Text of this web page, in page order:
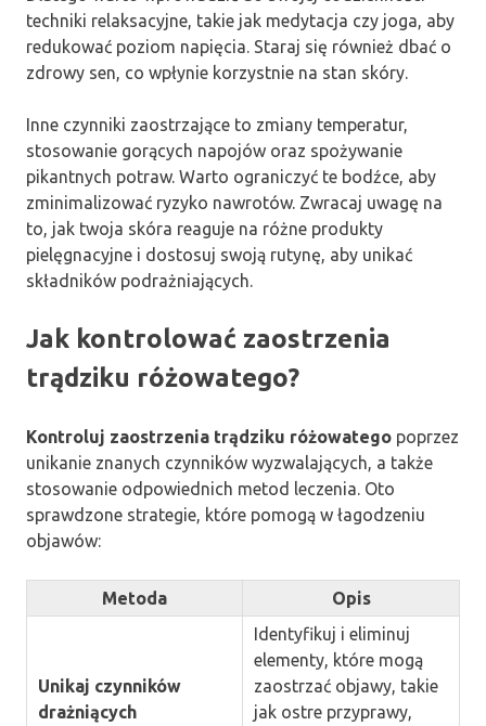
techniki relaksacyjne, takie jak medytacja czy joga, aby
redukować poziom napięcia. Staraj się również dbać o
zdrowy sen, co wpłynie korzystnie na stan skóry.
Inne czynniki zaostrzające to zmiany temperatur,
stosowanie gorących napojów oraz spożywanie
pikantnych potraw. Warto ograniczyć te bodźce, aby
zminimalizować ryzyko nawrotów. Zwracaj uwagę na
to, jak twoja skóra reaguje na różne produkty
pielęgnacyjne i dostosuj swoją rutynę, aby unikać
składników podrażniających.
Jak kontrolować zaostrzenia
trądziku różowatego?
Kontroluj zaostrzenia trądziku różowatego poprzez
unikanie znanych czynników wyzwalających, a także
stosowanie odpowiednich metod leczenia. Oto
sprawdzone strategie, które pomogą w łagodzeniu
objawów:
Metoda Opis
Unikaj czynników
drażniących
Identyfikuj i eliminuj
elementy, które mogą
zaostrzać objawy, takie
jak ostre przyprawy,